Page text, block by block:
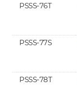
PSSS-76T
PSSS-77S
PSSS-78T